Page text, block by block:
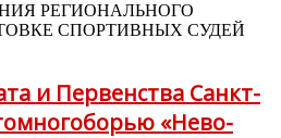
РЕГИОНАЛЬНОГО
СПОРТИВНЫХ СУДЕЙ
и Первенства Санкт-
«Нево-